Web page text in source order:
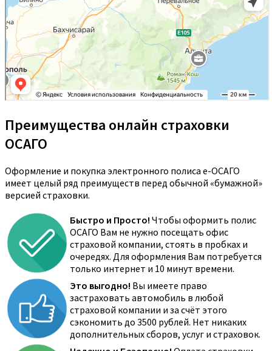
Преимущества онлайн страховки
ОСАГО
Оформление и покупка электронного полиса е-ОСАГО
имеет целый ряд преимуществ перед обычной «бумажной»
версией страховки.
Быстро и Просто! Чтобы оформить полис
ОСАГО Вам не нужно посещать офис
страховой компании, стоять в пробках и
очередях. Для оформления Вам потребуется
только интернет и 10 минут времени.
Это выгодно! Вы имеете право
застраховать автомобиль в любой
страховой компании и за счёт этого
сэкономить до 3500 рублей. Нет никаких
дополнительных сборов, услуг и страховок.